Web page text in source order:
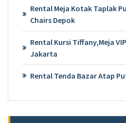
Rental Meja Kotak Taplak
Chairs Depok
Rental Kursi Tiffany,Meja
Jakarta
Rental Tenda Bazar Atap